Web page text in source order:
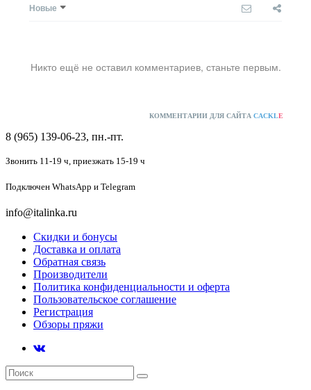
Новые
Никто ещё не оставил комментариев, станьте первым.
КОММЕНТАРИИ ДЛЯ САЙТА CACKLE
8 (965) 139-06-23, пн.-пт.
Звонить 11-19 ч, приезжать 15-19 ч
Подключен WhatsApp и Telegram
info@italinka.ru
Скидки и бонусы
Доставка и оплата
Обратная связь
Производители
Политика конфиденциальности и оферта
Пользовательское соглашение
Регистрация
Обзоры пряжи